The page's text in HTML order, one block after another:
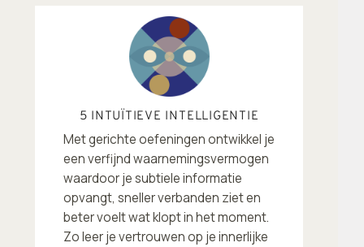
5 INTUÏTIEVE INTELLIGENTIE
Met gerichte oefeningen ontwikkel je
een verfijnd waarnemingsvermogen
waardoor je subtiele informatie
opvangt, sneller verbanden ziet en
beter voelt wat klopt in het moment.
Zo leer je vertrouwen op je innerlijke